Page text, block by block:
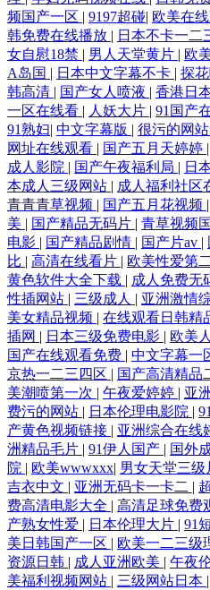
频国产一区 | 9197超碰| 欧美在
韩免费在线播放 | 日本不卡一二
女自慰18禁 | 男人天堂黄片 | 欧
A岛国 | 日本中文字幕不卡 | 探
韩高清 | 国产女人喷液 | 香港日
一区在线看 | 人妖大片 | 91国产
91熟妇| 中文字幕版 | 很污的网
网址在线观看 | 国产五月天婷婷 |
成人影院 | 国产午夜福利局 | 日
本成人三级网站 | 成人福利社区
青青青草视频 | 国产五月花视频 |
美 | 国产精品无码片 | 青草视频
电影 | 国产精品剧情 | 国产片av |
比 | 高清在线看片 | 欧美性爱第
黄色软件大全下载 | 成人免费无
性插网站 | 三级成人 | 亚洲激情
美女精品视频 | 在线观看日韩精
插网 | 日本三级免费电影 | 欧美
国产在线观看免费 | 中文字幕一
京热一二三四区 | 国产高清精品
美潮喷第一次 | 午夜爱婷婷 | 亚
费污的网站 | 日本伦理电影院 |
产黄色视频链接 | 亚洲综合在线
洲精品毛片 | 91伊人国产 | 国外
院 | 欧美wwwxxx| 男女天堂三级
吉衣中文 | 亚洲无码卡一卡二 |
费高清电影大全 | 高清足球免费
产熟女性爱 | 日本伦理大片 | 91
美日韩国产一区 | 欧美一二三级
资源日韩 | 成人亚洲欧美 | 午夜
美福利视频网站 | 三级网站日本 |